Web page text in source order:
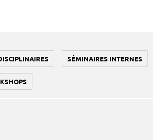
SÉMINAIRES INTERNES